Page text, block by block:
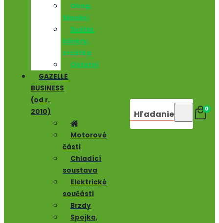
Okna,
těsnění
Světla,
blinkry,
zrcátka
Ostatní
GAZELLE
BUSINESS
(od r.
2010)
Motorové
části
Chladící
soustava
Elektrické
součásti
Brzdy
Spojka,
Hľadanie 0